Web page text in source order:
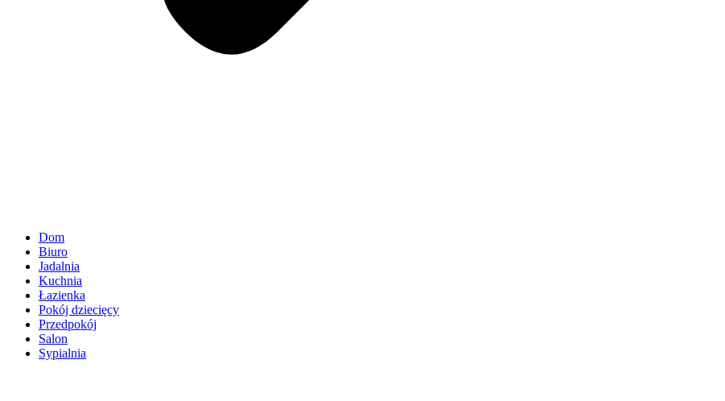
Dom
Biuro
Jadalnia
Kuchnia
Łazienka
Pokój dziecięcy
Przedpokój
Salon
Sypialnia